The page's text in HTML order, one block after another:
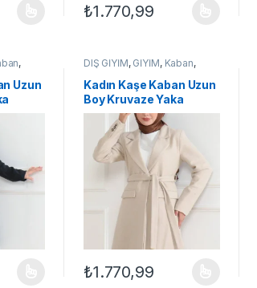
sayfasından seçilebilir
varyasyonu var. Seçenekler ürün
₺1.770,99
Bu ürünün birden fazla
sayfasından seçilebilir
,
Uzun
varyasyonu var. Seçenekler ürün
DIŞ GİYİM, GİYİM, Kaban,
KADIN
Kadın Kaşe Kaban Uzun
Boy Kruvaze Yaka
Kuşaklı Tesettür Kaban
Astarlı Yünlü Dokuma –
Bej
₺1.770,99
Bu ürünün birden fazla